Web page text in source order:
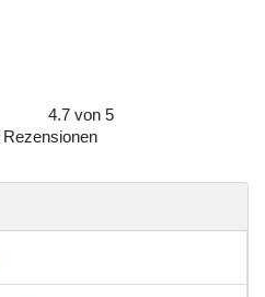
4.7 von 5
Rezensionen